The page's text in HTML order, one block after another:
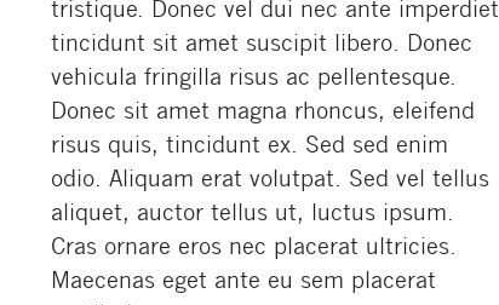
tristique. Donec vel dui nec ante imperdiet
tincidunt sit amet suscipit libero. Donec
vehicula fringilla risus ac pellentesque.
Donec sit amet magna rhoncus, eleifend
risus quis, tincidunt ex. Sed sed enim
odio. Aliquam erat volutpat. Sed vel tellus
aliquet, auctor tellus ut, luctus ipsum.
Cras ornare eros nec placerat ultricies.
Maecenas eget ante eu sem placerat